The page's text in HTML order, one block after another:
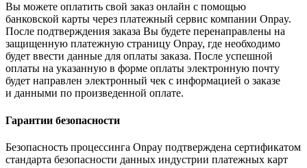
Вы можете оплатить свой заказ онлайн с помощью
банковской карты через платежный сервис компании Onpay.
После подтверждения заказа Вы будете перенаправлены на
защищенную платежную страницу Onpay, где необходимо
будет ввести данные для оплаты заказа. После успешной
оплаты на указанную в форме оплаты электронную почту
будет направлен электронный чек с информацией о заказе
и данными по произведенной оплате.
Гарантии безопасности
Безопасность процессинга Onpay подтверждена сертификатом
стандарта безопасности данных индустрии платежных карт